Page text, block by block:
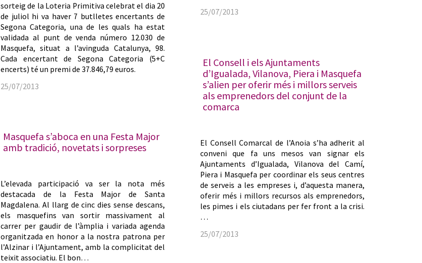
sorteig de la Loteria Primitiva celebrat el dia 20
de juliol hi va haver 7 butlletes encertants de
Segona Categoria, una de les quals ha estat
validada al punt de venda número 12.030 de
Masquefa, situat a l’avinguda Catalunya, 98.
Cada encertant de Segona Categoria (5+C
encerts) té un premi de 37.846,79 euros.
25/07/2013
25/07/2013
El Consell i els Ajuntaments
d’Igualada, Vilanova, Piera i Masquefa
s’alien per oferir més i millors serveis
als emprenedors del conjunt de la
comarca
El Consell Comarcal de l’Anoia s’ha adherit al
conveni que fa uns mesos van signar els
Ajuntaments d’Igualada, Vilanova del Camí,
Piera i Masquefa per coordinar els seus centres
de serveis a les empreses i, d’aquesta manera,
oferir més i millors recursos als emprenedors,
les pimes i els ciutadans per fer front a la crisi.
…
25/07/2013
Masquefa s’aboca en una Festa Major
amb tradició, novetats i sorpreses
L’elevada participació va ser la nota més
destacada de la Festa Major de Santa
Magdalena. Al llarg de cinc dies sense descans,
els masquefins van sortir massivament al
carrer per gaudir de l’àmplia i variada agenda
organitzada en honor a la nostra patrona per
l’Alzinar i l’Ajuntament, amb la complicitat del
teixit associatiu. El bon…